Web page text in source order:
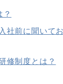
社前に聞いて
修制度とは？